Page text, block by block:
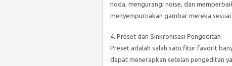
noda, mengurangi noise, dan
menyempurnakan gambar mereka
4. Preset dan Sinkronisasi Pengeditan
Preset adalah salah satu fitur favorit
dapat menerapkan setelan pengeditan